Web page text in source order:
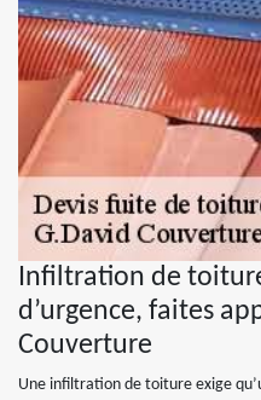
Infiltration de
d’urgence, faites
Couverture
Une infiltration de toiture exige